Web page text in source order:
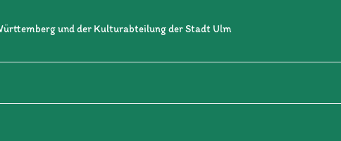
und der Kulturabteilung der Stadt Ulm